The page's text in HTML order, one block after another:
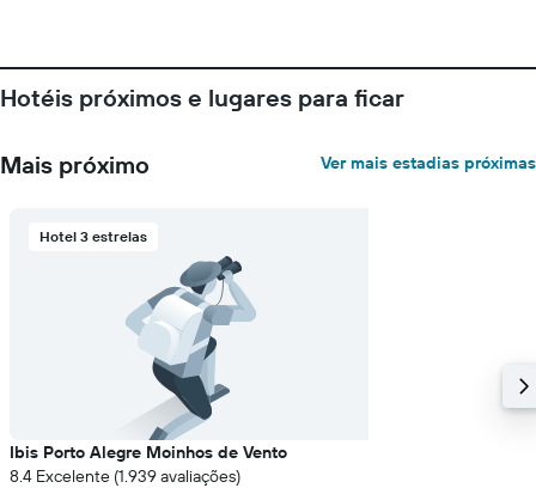
Hotéis próximos e lugares para ficar
Mais próximo Ver mais estadias próximas
Hotel 3 estrelas
Ibis Porto Alegre Moinhos de Vento
8.4 Excelente (1.939 avaliações)